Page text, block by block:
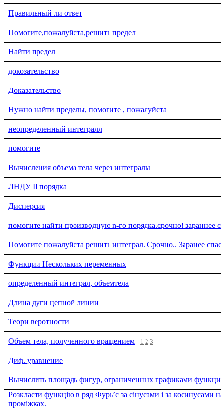
Правильный ли ответ
Помогите,пожалуйста,решить предел
Найти предел
докозательство
Доказательство
Нужно найти пределы, помогите , пожалуйста
неопределенный интегралл
помогите
Вычисления объема тела через интегралы
ЛНДУ II порядка
Дисперсия
помогите найти производную n-го порядка.срочно! зараннее
Помогите пожалуйста решить интеграл. Срочно.. Заранее
Функции Нескольких переменных
определенный интеграл, объемтела
Длина дуги цепной линии
Теори веротности
Объем тела, полученного вращением 1 2 3
Диф. уравнение
Вычислить площадь фигур, ограниченных графиками
Розкласти функцію в ряд Фурь’є за сінусами і за косинусами
проміжках.